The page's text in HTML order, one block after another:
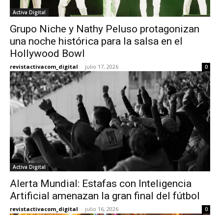
Activa Digital
Grupo Niche y Nathy Peluso protagonizan
una noche histórica para la salsa en el
Hollywood Bowl
revistactivacom_digital - julio 17, 2026 0
Activa Digital
Alerta Mundial: Estafas con Inteligencia
Artificial amenazan la gran final del fútbol
revistactivacom_digital - julio 16, 2026 0